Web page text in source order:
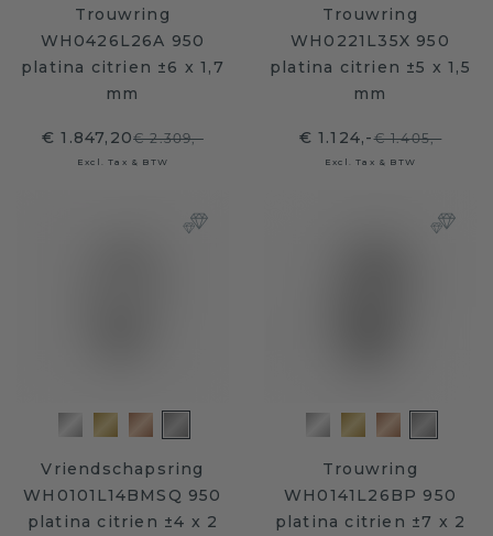
Trouwring
WH0426L26A 950
platina citrien ±6 x 1,7
mm
€ 1.847,20€ 2.309,-
Excl. Tax & BTW
Trouwring
WH0221L35X 950
platina citrien ±5 x 1,5
mm
€ 1.124,-€ 1.405,-
Excl. Tax & BTW
Vriendschapsring
WH0101L14BMSQ 950
platina citrien ±4 x 2
Trouwring
WH0141L26BP 950
platina citrien ±7 x 2